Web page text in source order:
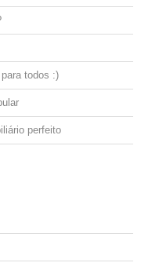
todos :)
perfeito